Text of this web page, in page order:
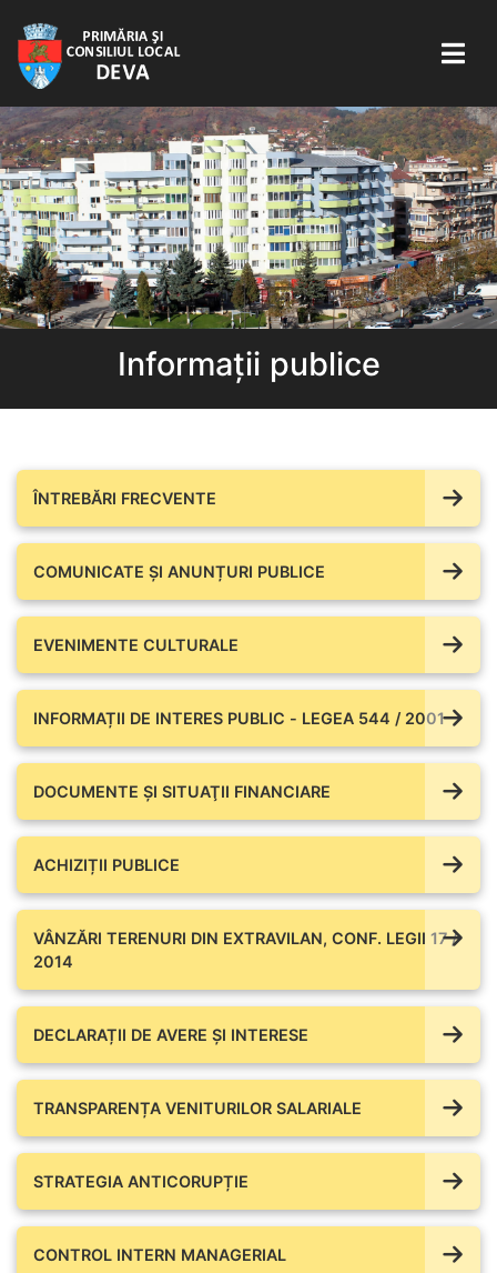
Informații publice
ÎNTREBĂRI FRECVENTE
COMUNICATE ŞI ANUNȚURI PUBLICE
EVENIMENTE CULTURALE
INFORMAȚII DE INTERES PUBLIC - LEGEA 544 / 2001
DOCUMENTE ŞI SITUAŢII FINANCIARE
ACHIZIȚII PUBLICE
VÂNZĂRI TERENURI DIN EXTRAVILAN, CONF. LEGII 17 /
2014
DECLARAȚII DE AVERE ŞI INTERESE
TRANSPARENȚA VENITURILOR SALARIALE
STRATEGIA ANTICORUPȚIE
CONTROL INTERN MANAGERIAL